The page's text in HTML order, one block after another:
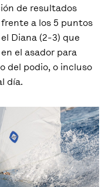
de resultados
a los 5 puntos
Diana (2-3) que
el asador para
del podio, o incluso
día.